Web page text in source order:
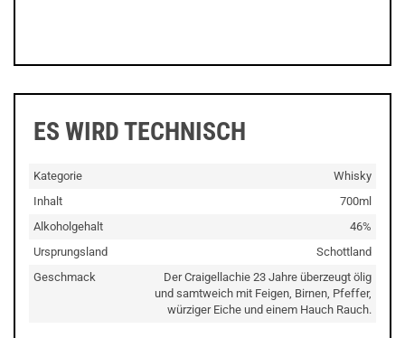
ES WIRD TECHNISCH
Kategorie
Whisky
Inhalt
700ml
Alkoholgehalt
46%
Ursprungsland
Schottland
Geschmack
Der Craigellachie 23 Jahre überzeugt ölig
und samtweich mit Feigen, Birnen, Pfeffer,
würziger Eiche und einem Hauch Rauch.